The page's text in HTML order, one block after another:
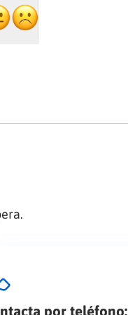
por teléfono: